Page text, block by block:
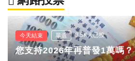
今天結束 單選 3.5K人已投
您支持2026年再普發1萬嗎？